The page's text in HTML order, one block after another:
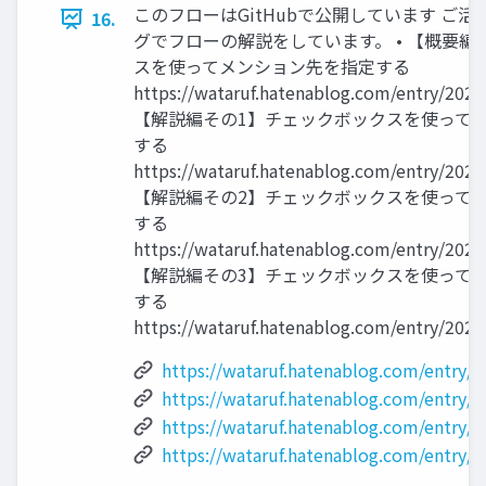
16.
このフローはGitHubで公開しています ご活
グでフローの解説をしています。 • 【概要編
スを使ってメンション先を指定する
https://wataruf.hatenablog.com/entry/
【解説編その1】チェックボックスを使って
する
https://wataruf.hatenablog.com/entry/
【解説編その2】チェックボックスを使って
する
https://wataruf.hatenablog.com/entry/
【解説編その3】チェックボックスを使って
する
https://wataruf.hatenablog.com/entry/
https://wataruf.hatenablog.com/entry/
https://wataruf.hatenablog.com/entry/
https://wataruf.hatenablog.com/entry/
https://wataruf.hatenablog.com/entry/